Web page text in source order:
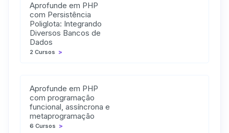
Aprofunde em PHP
com Persistência
Poliglota: Integrando
Diversos Bancos de
Dados
2 Cursos >
Aprofunde em PHP
com programação
funcional, assíncrona e
metaprogramação
6 Cursos >